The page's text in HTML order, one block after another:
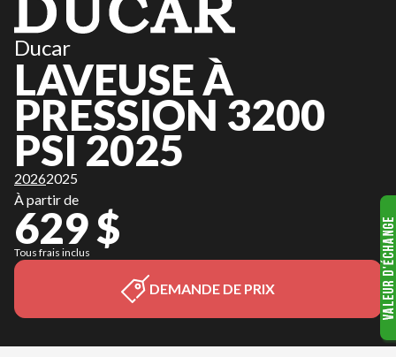
Ducar
LAVEUSE À
PRESSION 3200
PSI 2025
20262025
À partir de
629 $
Tous frais inclus
DEMANDE DE PRIX